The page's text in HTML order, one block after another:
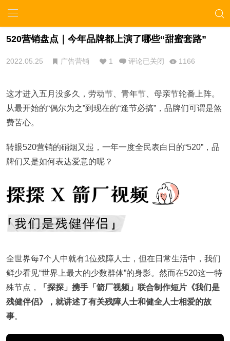
520营销盘点｜今年品牌都上演了哪些“甜蜜套路”
2022.05.25 广告营销 1 评论已关闭 1166
这才进入五月没多久，劳动节、青年节、母亲节轮番上阵。
从最开始的“偶尔为之”到现在的“逢节必搞”，品牌们可谓是煞
费苦心。
转眼520营销的硝烟又起，一年一度全民表白日的“520”，品
牌们又是如何表达爱意的呢？
全世界每7个人中就有1位残障人士，但在日常生活中，我们
鲜少看见“世界上最大的少数群体”的身影。然而在520这一特
殊节点，
「探探」携手「箭厂视频」联合制作短片《我们是
残健伴侣》，就讲述了有关残障人士和健全人士相爱的故
事。